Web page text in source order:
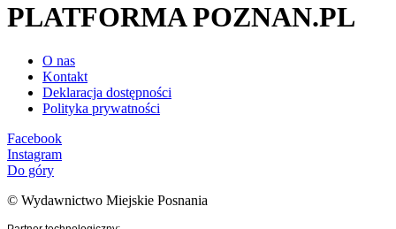
PLATFORMA POZNAN.PL
O nas
Kontakt
Deklaracja dostępności
Polityka prywatności
Facebook
Instagram
Do góry
© Wydawnictwo Miejskie Posnania